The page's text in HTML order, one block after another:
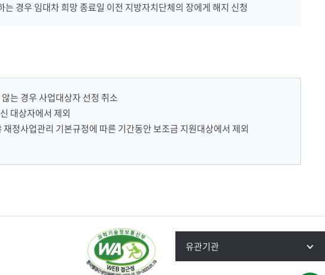
경우 임대차 희망 종료일 이전 지방자치단체의 장에게 해지 신청
는 경우 사업대상자 선정 취소
대상자에서 제외
정사업관리 기본규정에 따른 기간동안 보조금 지원대상에서 제외
유관기관